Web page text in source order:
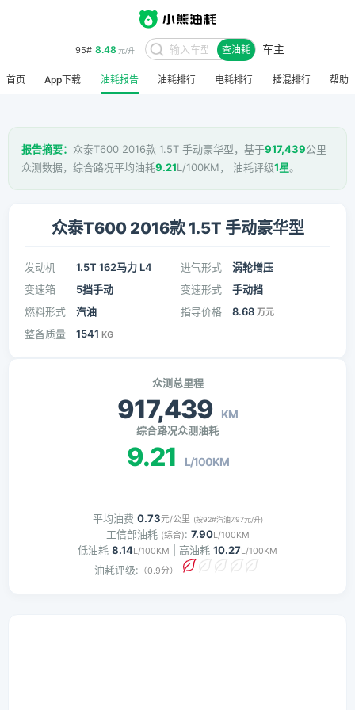
95# 8.48 元/升 查油耗 车主
首页 App下载 油耗报告 油耗排行 电耗排行 插混排行 帮助
报告摘要： 众泰T600 2016款 1.5T 手动豪华型，基于917,439公里
众测数据，综合路况平均油耗9.21L/100KM， 油耗评级1星。
众泰T600 2016款 1.5T 手动豪华型
发动机 1.5T 162马力 L4 进气形式
涡轮增压
变速箱
5挡手动 变速形式
手动挡
燃料形式
汽油 指导价格 8.68 万元
整备质量 1541 KG
众测总里程
917,439 KM
综合路况众测油耗
9.21 L/100KM
平均油费 0.73元/公里 (按92#汽油7.97元/升)
工信部油耗 (综合): 7.90L/100KM
低油耗 8.14L/100KM | 高油耗 10.27L/100KM
油耗评级: （0.9分）